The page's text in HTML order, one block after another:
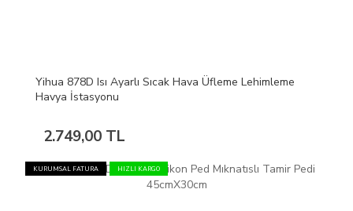
Yihua 878D Isı Ayarlı Sıcak Hava Üfleme Lehimleme
Havya İstasyonu
2.749,00 TL
KURUMSAL FATURA HIZLI KARGO